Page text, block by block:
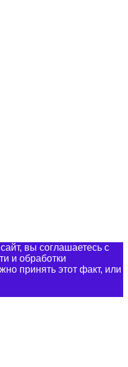
вы соглашаетесь с
и обработки
принять этот факт, или